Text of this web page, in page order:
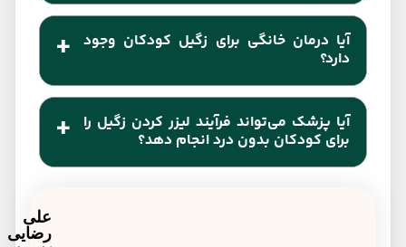
بله. مادر هنگام بارداری و یا تولد فرزند خود، می‌تواند
ویروس (HPV) را به فرزند خود منتقل کند.
آیا درمان خانگی برای زگیل کودکان وجود
دارد؟
بله. موادی مختلفی مانند آب داغ، سیر، سرکه سیب،
مرکبات و خوراکی‌های دارای ویتامین ث، ریحان، روغن
کرچک، آلوئه ورا و پوست موز برای درمان خانگی زگیل
آیا پزشک می‌تواند فرآیند لیزر کردن زگیل را
برای کودکان بدون درد انجام دهد؟
علی
رضایی